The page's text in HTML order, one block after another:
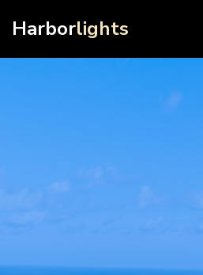
Harborlights